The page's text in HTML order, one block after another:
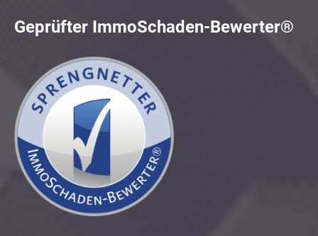
Geprüfter ImmoSchaden-Bewerter®